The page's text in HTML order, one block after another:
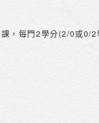
，每門2學分(2/0或0/